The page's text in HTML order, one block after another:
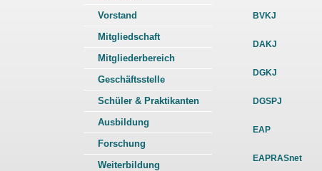
Vorstand
Mitgliedschaft
Mitgliederbereich
Geschäftsstelle
Schüler & Praktikanten
Ausbildung
Forschung
Weiterbildung
BVKJ
DAKJ
DGKJ
DGSPJ
EAP
EAPRASnet